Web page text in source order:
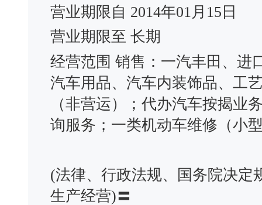
营业期限自 2014年01月15日
营业期限至 长期
经营范围 销售：一汽丰田、进
汽车用品、汽车内装饰品、工
（非营运）；代办汽车按揭业
询服务；一类机动车维修（小
(法律、行政法规、国务院决定
生产经营)〓